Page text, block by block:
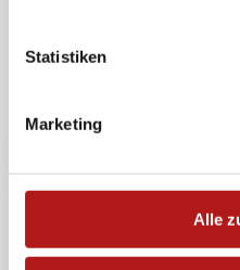
Statistiken
Marketing
Alle
Name*
Geburtsdatum*